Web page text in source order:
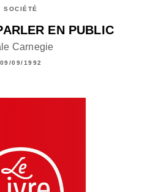
SOCIÉTÉ
EN PUBLIC
Carnegie
09/09/1992